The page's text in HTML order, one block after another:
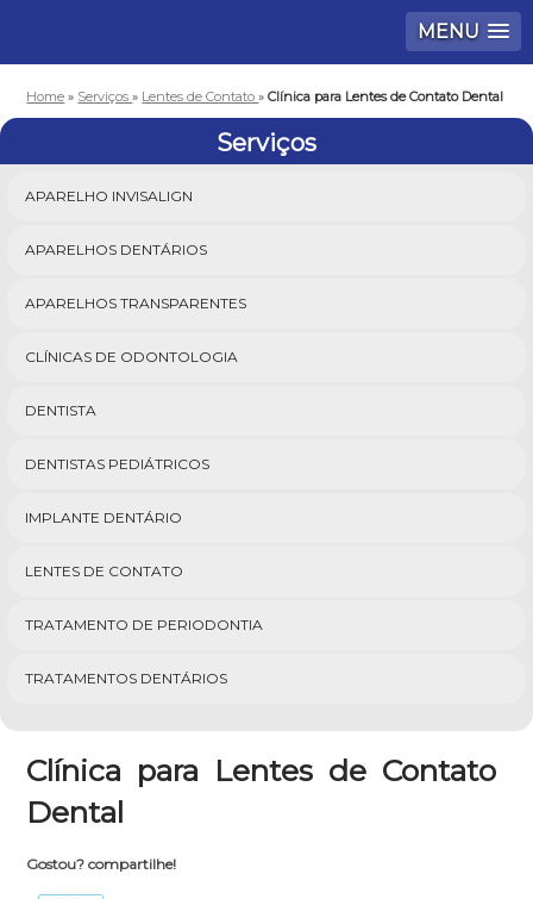
MENU
Home » Serviços» Lentes de Contato»Clínica para Lentes de Contato Dental
Serviços
APARELHO INVISALIGN
APARELHOS DENTÁRIOS
APARELHOS TRANSPARENTES
CLÍNICAS DE ODONTOLOGIA
DENTISTA
DENTISTAS PEDIÁTRICOS
IMPLANTE DENTÁRIO
LENTES DE CONTATO
TRATAMENTO DE PERIODONTIA
TRATAMENTOS DENTÁRIOS
Clínica para Lentes de Contato
Dental
Gostou? compartilhe!